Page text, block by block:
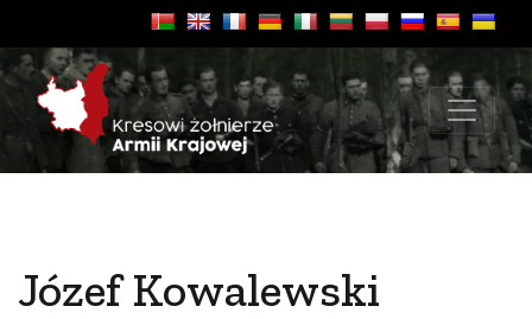
Józef Kowalewski